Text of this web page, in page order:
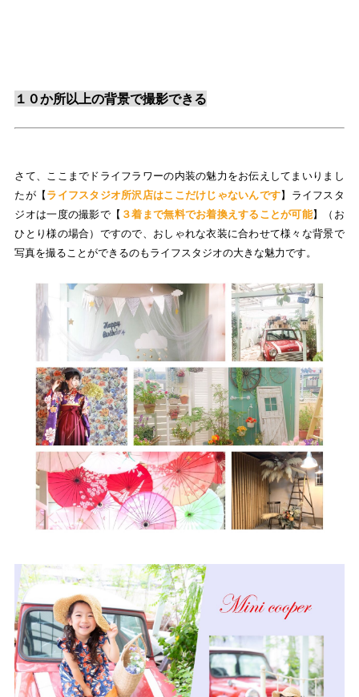
１０か所以上の背景で撮影できる
さて、ここまでドライフラワーの内装の魅力をお伝えしてまいりまし
たが【ライフスタジオ所沢店はここだけじゃないんです】ライフスタ
ジオは一度の撮影で【 ３着まで無料でお着換えすることが可能】（お
ひとり様の場合）ですので、おしゃれな衣装に合わせて様々な背景で
写真を撮ることができるのもライフスタジオの大きな魅力です。